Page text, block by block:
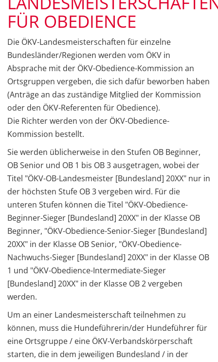
FÜR OBEDIENCE
Die ÖKV-Landesmeisterschaften für einzelne
Bundesländer/Regionen werden vom ÖKV in
Absprache mit der ÖKV-Obedience-Kommission an
Ortsgruppen vergeben, die sich dafür beworben haben
(Anträge an das zuständige Mitglied der Kommission
oder den ÖKV-Referenten für Obedience).
Die Richter werden von der ÖKV-Obedience-
Kommission bestellt.
Sie werden üblicherweise in den Stufen OB Beginner,
OB Senior und OB 1 bis OB 3 ausgetragen, wobei der
Titel "ÖKV-OB-Landesmeister [Bundesland] 20XX" nur in
der höchsten Stufe OB 3 vergeben wird. Für die
unteren Stufen können die Titel "ÖKV-Obedience-
Beginner-Sieger [Bundesland] 20XX" in der Klasse OB
Beginner, "ÖKV-Obedience-Senior-Sieger [Bundesland]
20XX" in der Klasse OB Senior, "ÖKV-Obedience-
Nachwuchs-Sieger [Bundesland] 20XX" in der Klasse OB
1 und "ÖKV-Obedience-Intermediate-Sieger
[Bundesland] 20XX" in der Klasse OB 2 vergeben
werden.
Um an einer Landesmeisterschaft teilnehmen zu
können, muss die Hundeführerin/der Hundeführer für
eine Ortsgruppe / eine ÖKV-Verbandskörperschaft
starten, die in dem jeweiligen Bundesland / in der